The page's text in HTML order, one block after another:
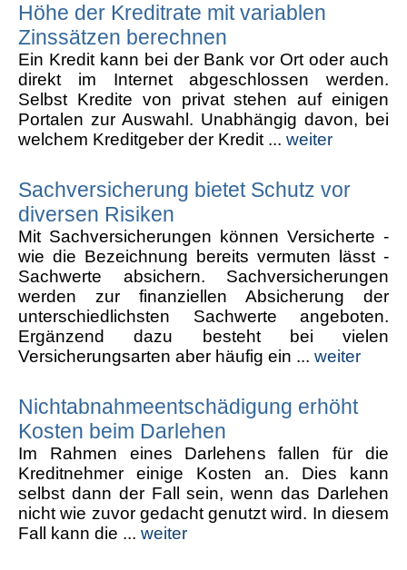
Höhe der Kreditrate mit variablen
Zinssätzen berechnen
Ein Kredit kann bei der Bank vor Ort oder auch
direkt im Internet abgeschlossen werden.
Selbst Kredite von privat stehen auf einigen
Portalen zur Auswahl. Unabhängig davon, bei
welchem Kreditgeber der Kredit ... weiter
Sachversicherung bietet Schutz vor
diversen Risiken
Mit Sachversicherungen können Versicherte -
wie die Bezeichnung bereits vermuten lässt -
Sachwerte absichern. Sachversicherungen
werden zur finanziellen Absicherung der
unterschiedlichsten Sachwerte angeboten.
Ergänzend dazu besteht bei vielen
Versicherungsarten aber häufig ein ... weiter
Nichtabnahmeentschädigung erhöht
Kosten beim Darlehen
Im Rahmen eines Darlehens fallen für die
Kreditnehmer einige Kosten an. Dies kann
selbst dann der Fall sein, wenn das Darlehen
nicht wie zuvor gedacht genutzt wird. In diesem
Fall kann die ... weiter